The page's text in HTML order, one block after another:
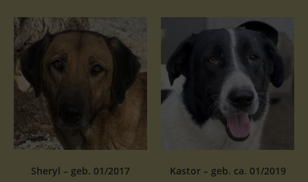
Sheryl – geb. 01/2017 Kastor – geb. ca. 01/2019